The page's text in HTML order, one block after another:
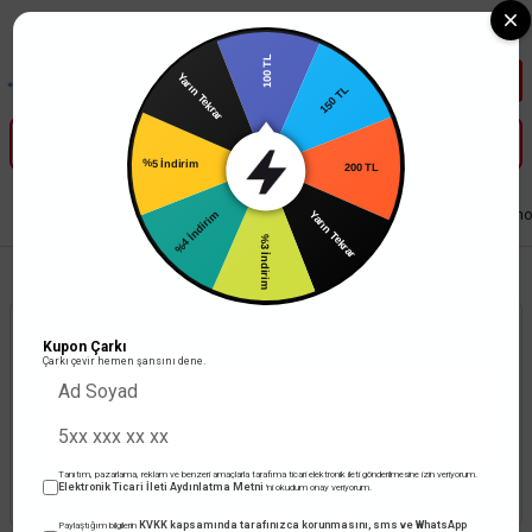
Tüm Banka Kartlarına Vade Farksız 3-5 Taksit Fırsatı Mailorder ile
Elektrik Tesisat Malzemeleri Şalt Malzemeleri Çetinkaya Pano
100 TL
150 TL
Yarın Tekrar
%3 İndirim
%4 İndirim
%5 İndirim
Yarın Tekrar
Kupon Çarkı
Çarkı çevir hemen şansını dene.
Tanıtım, pazarlama, reklam ve benzeri amaçlarla tarafıma ticari elektronik ileti gönderilmesine izin veriyorum.
Elektronik Ticari İleti Aydınlatma Metni 'ni okudum onay veriyorum.
Paylaştığım bilgilerin KVKK kapsamında tarafınızca korunmasını, sms ve WhatsApp